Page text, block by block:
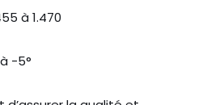
à 1.470
-5°